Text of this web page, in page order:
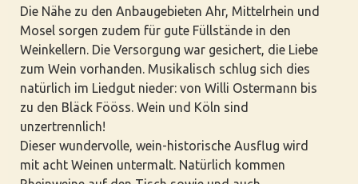
Die Nähe zu den Anbaugebieten Ahr, Mittelrhein und
Mosel sorgen zudem für gute Füllstände in den
Weinkellern. Die Versorgung war gesichert, die Liebe
zum Wein vorhanden. Musikalisch schlug sich dies
natürlich im Liedgut nieder: von Willi Ostermann bis
zu den Bläck Fööss. Wein und Köln sind
unzertrennlich!
Dieser wundervolle, wein-historische Ausflug wird
mit acht Weinen untermalt. Natürlich kommen